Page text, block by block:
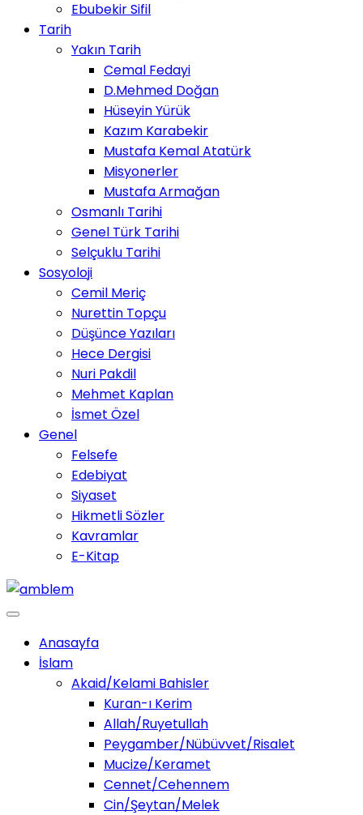
Ebubekir Sifil
Tarih
Yakın Tarih
Cemal Fedayi
D.Mehmed Doğan
Hüseyin Yürük
Kazım Karabekir
Mustafa Kemal Atatürk
Misyonerler
Mustafa Armağan
Osmanlı Tarihi
Genel Türk Tarihi
Selçuklu Tarihi
Sosyoloji
Cemil Meriç
Nurettin Topçu
Düşünce Yazıları
Hece Dergisi
Nuri Pakdil
Mehmet Kaplan
İsmet Özel
Genel
Felsefe
Edebiyat
Siyaset
Hikmetli Sözler
Kavramlar
E-Kitap
Anasayfa
İslam
Akaid/Kelami Bahisler
Kuran-ı Kerim
Allah/Ruyetullah
Peygamber/Nübüvvet/Risalet
Mucize/Keramet
Cennet/Cehennem
Cin/Şeytan/Melek